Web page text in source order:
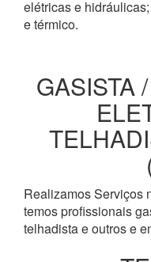
elétricas e
e térmico.
GASISTA
Realizamos Serviços
temos profissionais
telhadista e outros e